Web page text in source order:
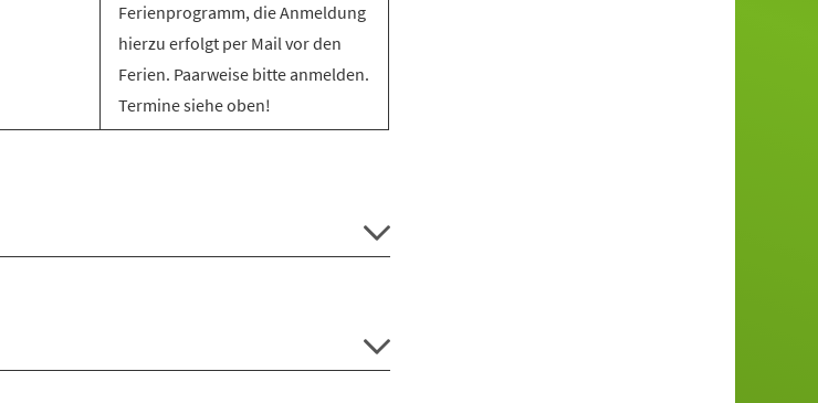
Ferienprogramm, die Anmeldung
hierzu erfolgt per Mail vor den
Ferien. Paarweise bitte anmelden.
Termine siehe oben!